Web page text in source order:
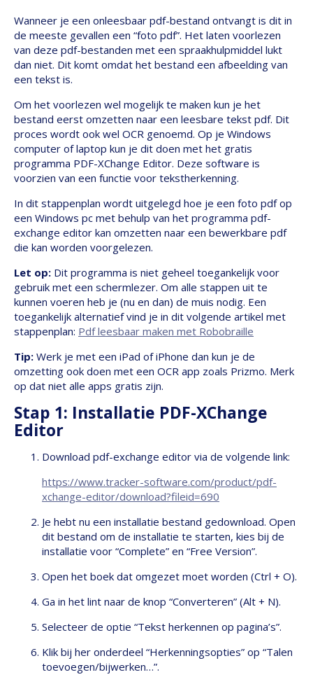
Wanneer je een onleesbaar pdf-bestand ontvangt is dit in
de meeste gevallen een “foto pdf”. Het laten voorlezen
van deze pdf-bestanden met een spraakhulpmiddel lukt
dan niet. Dit komt omdat het bestand een afbeelding van
een tekst is.
Om het voorlezen wel mogelijk te maken kun je het
bestand eerst omzetten naar een leesbare tekst pdf. Dit
proces wordt ook wel OCR genoemd. Op je Windows
computer of laptop kun je dit doen met het gratis
programma PDF-XChange Editor. Deze software is
voorzien van een functie voor tekstherkenning.
In dit stappenplan wordt uitgelegd hoe je een foto pdf op
een Windows pc met behulp van het programma pdf-
exchange editor kan omzetten naar een bewerkbare pdf
die kan worden voorgelezen.
Let op: Dit programma is niet geheel toegankelijk voor
gebruik met een schermlezer. Om alle stappen uit te
kunnen voeren heb je (nu en dan) de muis nodig. Een
toegankelijk alternatief vind je in dit volgende artikel met
stappenplan: Pdf leesbaar maken met Robobraille
Tip: Werk je met een iPad of iPhone dan kun je de
omzetting ook doen met een OCR app zoals Prizmo. Merk
op dat niet alle apps gratis zijn.
Stap 1: Installatie PDF-XChange
Editor
Download pdf-exchange editor via de volgende link:
https://www.tracker-software.com/product/pdf-
xchange-editor/download?fileid=690
Je hebt nu een installatie bestand gedownload. Open
dit bestand om de installatie te starten, kies bij de
installatie voor “Complete” en “Free Version”.
Open het boek dat omgezet moet worden (Ctrl + O).
Ga in het lint naar de knop “Converteren” (Alt + N).
Selecteer de optie “Tekst herkennen op pagina’s”.
Klik bij her onderdeel “Herkenningsopties” op “Talen
toevoegen/bijwerken…”.